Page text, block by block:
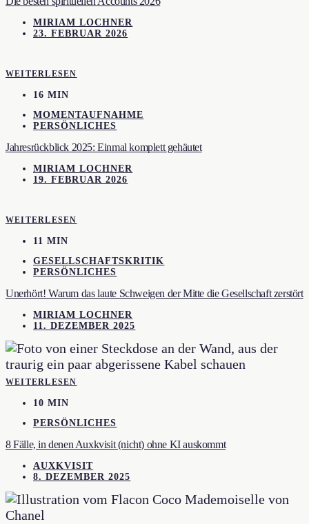
MIRIAM LOCHNER
23. FEBRUAR 2026
WEITERLESEN
16 MIN
MOMENTAUFNAHME
PERSÖNLICHES
Jahresrückblick 2025: Einmal komplett gehäutet
MIRIAM LOCHNER
19. FEBRUAR 2026
WEITERLESEN
11 MIN
GESELLSCHAFTSKRITIK
PERSÖNLICHES
Unerhört! Warum das laute Schweigen der Mitte die Gesellschaft zerstört
MIRIAM LOCHNER
11. DEZEMBER 2025
WEITERLESEN
10 MIN
PERSÖNLICHES
8 Fälle, in denen Auxkvisit (nicht) ohne KI auskommt
AUXKVISIT
8. DEZEMBER 2025